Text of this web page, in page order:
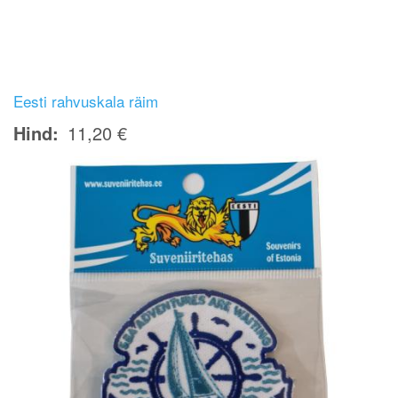
Eesti rahvuskala räim
Hind 11,20 €